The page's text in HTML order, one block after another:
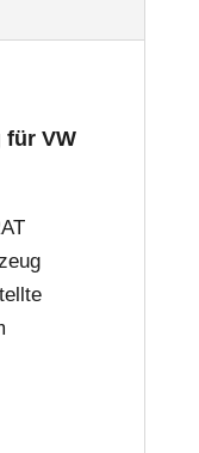
für VW